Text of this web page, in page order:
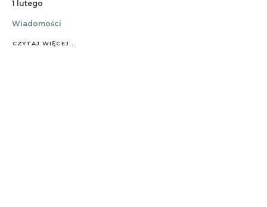
1 lutego
Wiadomości
CZYTAJ WIĘCEJ...